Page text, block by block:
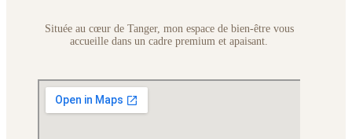
Située au cœur de Tanger, mon espace de bien-être vous
accueille dans un cadre premium et apaisant.